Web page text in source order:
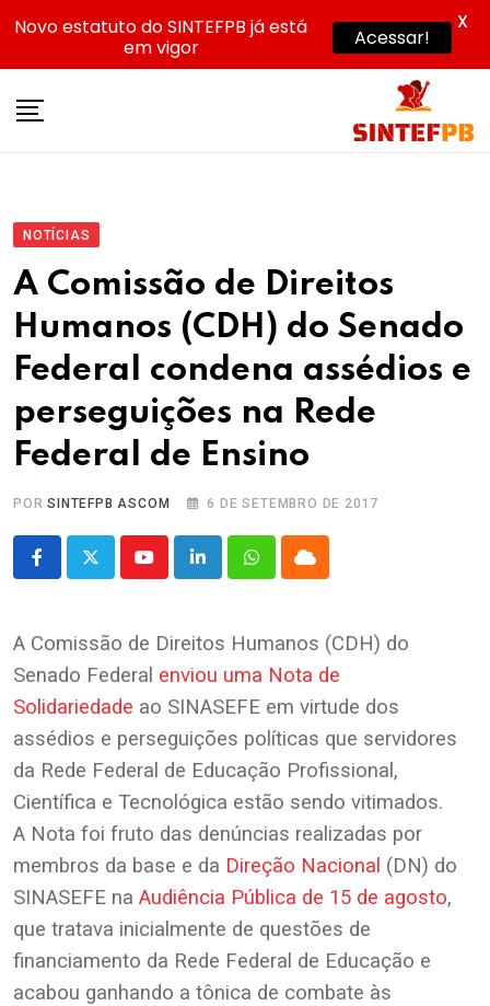
NOTÍCIAS
A Comissão de Direitos
Humanos (CDH) do Senado
Federal condena assédios e
perseguições na Rede
Federal de Ensino
PORSINTEFPB ASCOM 6 DE SETEMBRO DE 2017
YoutubeLinkedInWhatsappCloud
A Comissão de Direitos Humanos (CDH) do
Senado Federal enviou uma Nota de
Solidariedade ao SINASEFE em virtude dos
assédios e perseguições políticas que servidores
da Rede Federal de Educação Profissional,
Científica e Tecnológica estão sendo vitimados.
A Nota foi fruto das denúncias realizadas por
membros da base e da Direção Nacional (DN) do
SINASEFE na Audiência Pública de 15 de agosto,
que tratava inicialmente de questões de
financiamento da Rede Federal de Educação e
acabou ganhando a tônica de combate às
Novo estatuto do SINTEFPB já está
em vigor
Acessar!
X